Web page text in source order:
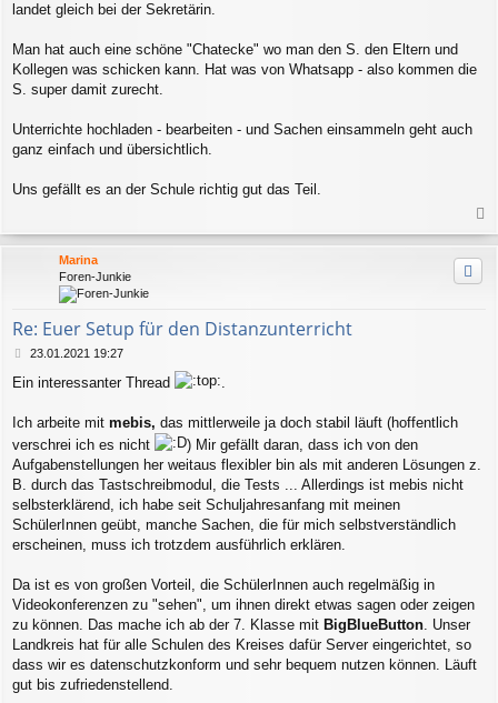
landet gleich bei der Sekretärin.
Man hat auch eine schöne "Chatecke" wo man den S. den Eltern und
Kollegen was schicken kann. Hat was von Whatsapp - also kommen die
S. super damit zurecht.
Unterrichte hochladen - bearbeiten - und Sachen einsammeln geht auch
ganz einfach und übersichtlich.
Uns gefällt es an der Schule richtig gut das Teil.
a
c
Marina
Foren-Junkie
Re: Euer Setup für den Distanzunterricht
B
i
r
g
23.01.2021 19:27
Ein interessanter Thread .
Ich arbeite mit mebis, das mittlerweile ja doch stabil läuft (hoffentlich
verschrei ich es nicht
) Mir gefällt daran, dass ich von den
Aufgabenstellungen her weitaus flexibler bin als mit anderen Lösungen z.
B. durch das Tastschreibmodul, die Tests ... Allerdings ist mebis nicht
selbsterklärend, ich habe seit Schuljahresanfang mit meinen
SchülerInnen geübt, manche Sachen, die für mich selbstverständlich
erscheinen, muss ich trotzdem ausführlich erklären.
Da ist es von großen Vorteil, die SchülerInnen auch regelmäßig in
Videokonferenzen zu "sehen", um ihnen direkt etwas sagen oder zeigen
zu können. Das mache ich ab der 7. Klasse mit BigBlueButton. Unser
Landkreis hat für alle Schulen des Kreises dafür Server eingerichtet, so
dass wir es datenschutzkonform und sehr bequem nutzen können. Läuft
gut bis zufriedenstellend.